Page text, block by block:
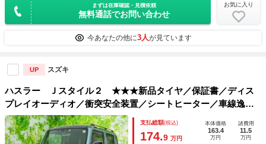
まずは在庫確認・見積依頼
無料通話でお問い合わせ
お気に入り
今あなたの他に3人が見ています
UP スズキ
ハスラー Ｊスタイル２ ★★★新品タイヤ／保証書／ディス
プレイオーディオ／衝突安全装置／シートヒーター／車線逸脱
防止支援システム／ドライブレコーダー 社外／ヘッドラン
プ ＬＥＤ／Ｂｌｕｅｔｏｏｔｈ接続／ＥＢＤ付ＡＢＳ
支払総額(税込)
174.9 万円
本体価格
163.4
万円
諸費用
11.5
万円